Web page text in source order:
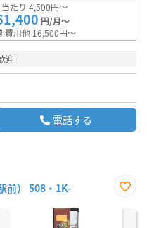
たり 4,500円～
円/月～
費用他 16,500円～
迎
電話する
前） 508・1K-
に入